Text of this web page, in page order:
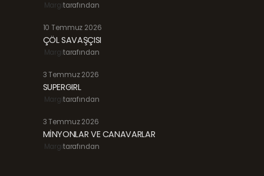
Margitarafından
10 Temmuz 2026
ÇÖL SAVAŞÇISI
Margitarafından
3 Temmuz 2026
SUPERGIRL
Margitarafından
3 Temmuz 2026
MİNYONLAR VE CANAVARLAR
Margitarafından